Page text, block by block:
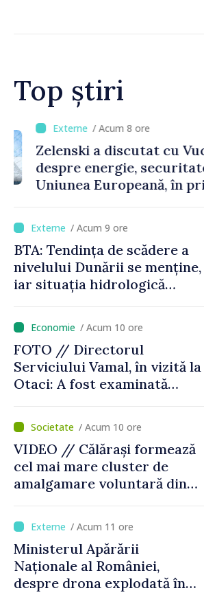
Top știri
/ Acum 8 ore
Zelenski a discutat cu Vucic
despre energie, securitate și
Uniunea Europeană, în prima
/ Acum 9 ore
BTA: Tendința de scădere a
nivelului Dunării se menține,
iar situația hidrologică
/ Acum 10 ore
FOTO // Directorul
Serviciului Vamal, în vizită la
Otaci: A fost examinată
control vamal cu un scanner
performant/ Acum 10 ore
VIDEO // Călărași formează
cel mai mare cluster de
amalgamare voluntară din
orășenesc a aprobat decizia
finală
/ Acum 11 ore
Ministerul Apărării
Naționale al României,
despre drona explodată în